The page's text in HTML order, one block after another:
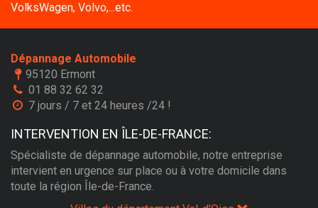
VolksWagen, Volvo,...etc.
Dépannage Automobile
95120 Ermont
01 88 32 62 32
7 jours / 7 et 24 heures /24 !
INTERVENTION EN ÎLE-DE-FRANCE:
Spécialiste de dépannage automobile, notre entreprise
intervient en urgence sur place ou à votre domicile dans
toute la région Île-de-France.